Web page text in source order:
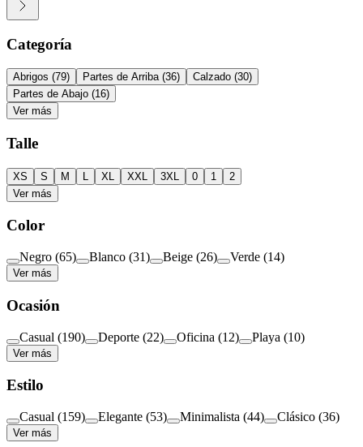
Categoría
Abrigos (79) Partes de Arriba (36) Calzado (30)
Partes de Abajo (16)
Ver más
Talle
XS S M XL XXL 3XL 0 1
2
Ver más
Color
Negro (65) Blanco (31) Beige (26) Verde (14)
Ver más
Ocasión
Casual (190) Deporte (22) Oficina (12) Playa (10)
Ver más
Estilo
Casual (159) Elegante (53) Minimalista (44) Clásico (36)
Ver más